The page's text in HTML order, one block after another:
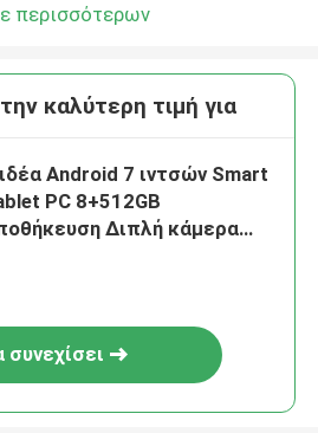
περισσότερων
καλύτερη τιμή για
Android 7 ιντσών Smart
PC 8+512GB
Διπλή κάμερα
συνεχίσει